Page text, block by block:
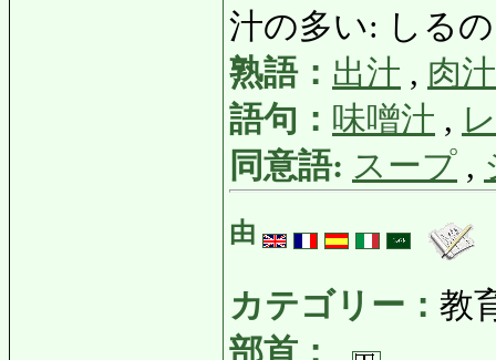
汁の多い: しる
熟語： 出汁 , 肉汁
語句： 味噌汁 ,
同意語: スープ ,
由
カテゴリー： 教
部首：